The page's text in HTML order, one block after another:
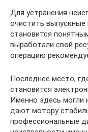
Для устранения
очистить выпускные
становится
выработали свой
операцию
Последнее место,
становится
Именно здесь могли
дают мотору
профессиональные